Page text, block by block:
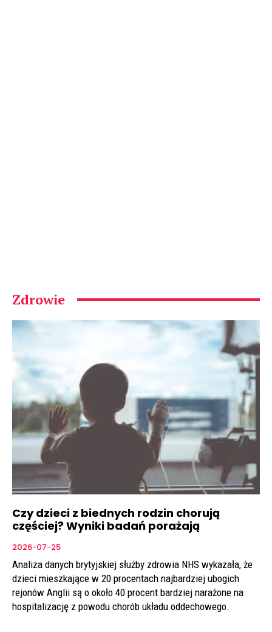
Zdrowie
Czy dzieci z biednych rodzin chorują
częściej? Wyniki badań porażają
2026-07-25
Analiza danych brytyjskiej służby zdrowia NHS wykazała, że
dzieci mieszkające w 20 procentach najbardziej ubogich
rejonów Anglii są o około 40 procent bardziej narażone na
hospitalizację z powodu chorób układu oddechowego.